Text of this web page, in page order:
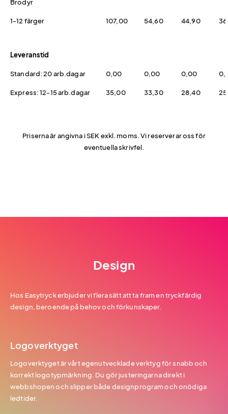
Brodyr
1-12 färger 107,00 54,60 44,90
Leveranstid
Standard: 20 arb.dagar 0,00 0,00 0,00
Express: 12-15 arb.dagar 35,00 33,30 28,40
Priserna är angivna i SEK exkl. moms. Vi reserverar oss för
eventuella skrivfel.
Design
Hos Easytryck erbjuder vi flera sätt att ta fram en tryckfärdig
design, beroende på behov och förkunskaper.
Logoverktyget
Logoverktyget är vårt egenutvecklade verktyg för snabb och
korrekt logotypmärkning. Du gör justeringarna direkt i
webbshopen och slipper både designprogram och onödiga
ledtider.